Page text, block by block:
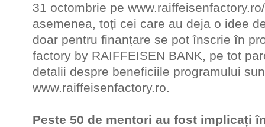
31 octombrie pe
asemenea, toți cei care au deja o idee
doar pentru finanțare se pot înscrie în
factory by RAIFFEISEN BANK, pe tot
detalii despre beneficiile programului
www.raiffeisenfactory.ro.
Peste 50 de mentori au fost implicați